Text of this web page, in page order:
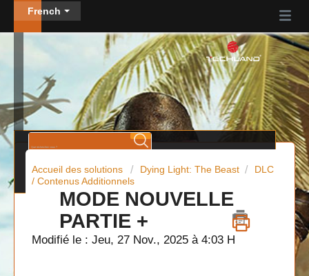
French
Accueil des solutions Dying Light: The Beast
DLC
/ Contenus Additionnels
MODE NOUVELLE
PARTIE +
Modifié le : Jeu, 27 Nov., 2025 à 4:03 H